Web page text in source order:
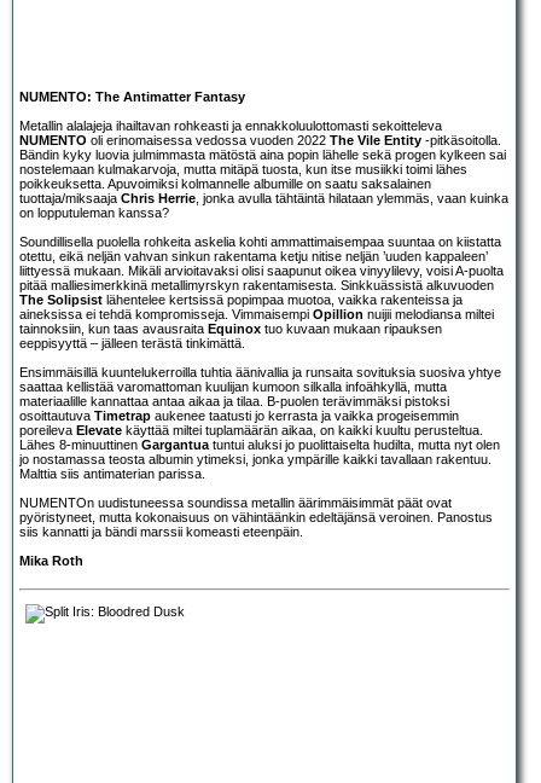
NUMENTO: The Antimatter Fantasy
Metallin alalajeja ihailtavan rohkeasti ja ennakkoluulottomasti sekoitteleva
NUMENTO oli erinomaisessa vedossa vuoden 2022 The Vile Entity -pitkäsoitolla.
Bändin kyky luovia julmimmasta mätöstä aina popin lähelle sekä progen kylkeen sai
nostelemaan kulmakarvoja, mutta mitäpä tuosta, kun itse musiikki toimi lähes
poikkeuksetta. Apuvoimiksi kolmannelle albumille on saatu saksalainen
tuottaja/miksaaja Chris Herrie , jonka avulla tähtäintä hilataan ylemmäs, vaan kuinka
on lopputuleman kanssa?
Soundillisella puolella rohkeita askelia kohti ammattimaisempaa suuntaa on kiistatta
otettu, eikä neljän vahvan sinkun rakentama ketju nitise neljän ’uuden kappaleen’
liittyessä mukaan. Mikäli arvioitavaksi olisi saapunut oikea vinyylilevy, voisi A-puolta
pitää malliesimerkkinä metallimyrskyn rakentamisesta. Sinkkuässistä alkuvuoden
The Solipsist lähentelee kertsissä popimpaa muotoa, vaikka rakenteissa ja
aineksissa ei tehdä kompromisseja. Vimmaisempi Opillion nuijii melodiansa miltei
tainnoksiin, kun taas avausraita Equinox tuo kuvaan mukaan ripauksen
eeppisyyttä – jälleen terästä tinkimättä.
Ensimmäisillä kuuntelukerroilla tuhtia äänivallia ja runsaita sovituksia suosiva yhtye
saattaa kellistää varomattoman kuulijan kumoon silkalla infoähkyllä, mutta
materiaalille kannattaa antaa aikaa ja tilaa. B-puolen terävimmäksi pistoksi
osoittautuva Timetrap aukenee taatusti jo kerrasta ja vaikka progeisemmin
poreileva Elevate käyttää miltei tuplamäärän aikaa, on kaikki kuultu perusteltua.
Lähes 8-minuuttinen Gargantua tuntui aluksi jo puolittaiselta hudilta, mutta nyt olen
jo nostamassa teosta albumin ytimeksi, jonka ympärille kaikki tavallaan rakentuu.
Malttia siis antimaterian parissa.
NUMENTOn uudistuneessa soundissa metallin äärimmäisimmät päät ovat
pyöristyneet, mutta kokonaisuus on vähintäänkin edeltäjänsä veroinen. Panostus
siis kannatti ja bändi marssii komeasti eteenpäin.
Mika Roth